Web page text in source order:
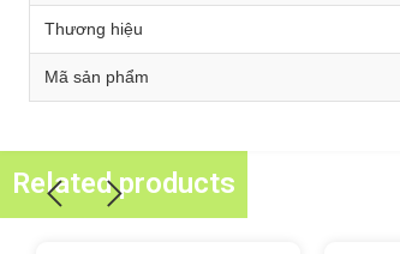
Thương hiệu
Mã sản phẩm
Related products